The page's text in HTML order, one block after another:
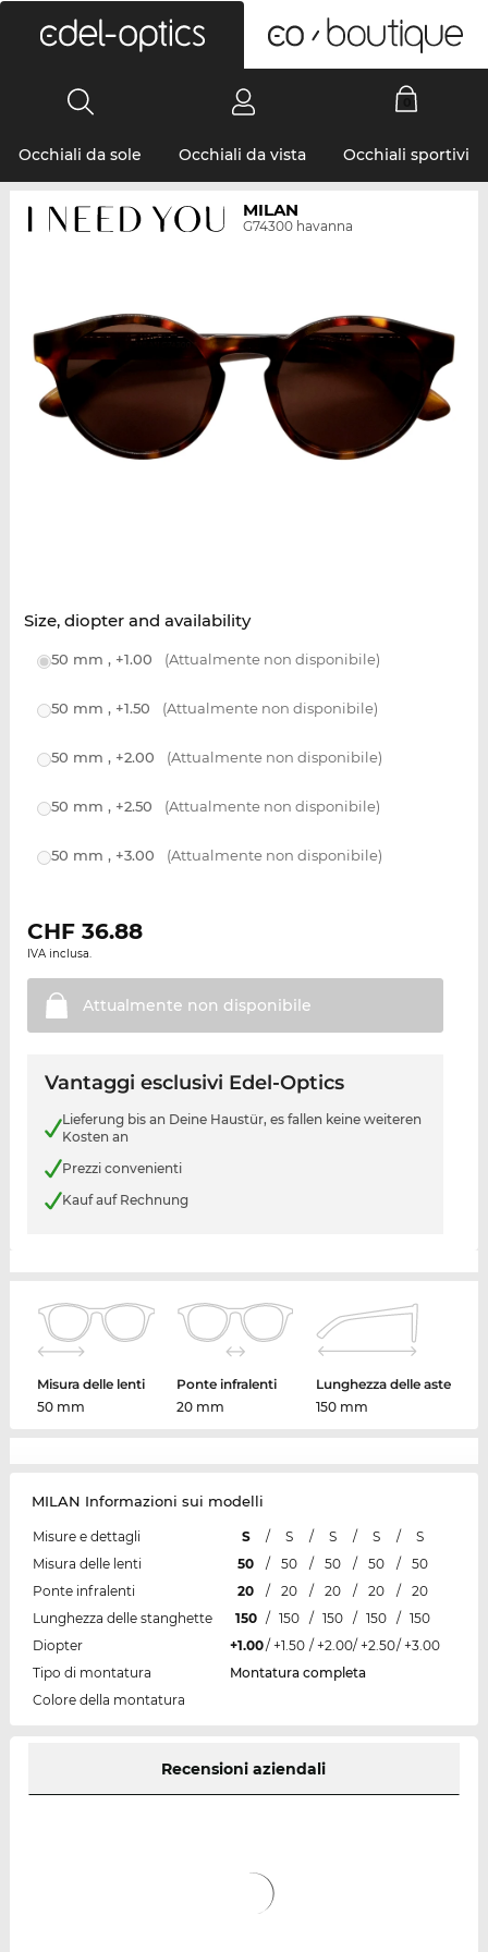
Occhiali da sole Occhiali da vista Occhiali sportivi
MILAN
G74300 havanna
Size, diopter and availability
50 mm , +1.00 (Attualmente non disponibile)
50 mm , +1.50 (Attualmente non disponibile)
50 mm , +2.00 (Attualmente non disponibile)
50 mm , +2.50 (Attualmente non disponibile)
50 mm , +3.00 (Attualmente non disponibile)
CHF 36.88
IVA inclusa.
Attualmente non disponibile
Vantaggi esclusivi Edel-Optics
Lieferung bis an Deine Haustür, es fallen keine weiteren
Kosten an
Prezzi convenienti
Kauf auf Rechnung
Misura delle lenti
50 mm
Ponte infralenti
20 mm
Lunghezza delle aste
150 mm
MILAN Informazioni sui modelli
Misure e dettagli S / S / S / S /
S
Misura delle lenti
50 / 50 / 50 / 50 /
50
Ponte infralenti
20 / 20 / 20 / 20 /
20
Lunghezza delle stanghette
150 / 150 / 150 / 150 / 150
Diopter
+1.00/ +1.50 / +2.00/ +2.50/ +3.00
Tipo di montatura
Montatura completa
Colore della montatura
Recensioni aziendali